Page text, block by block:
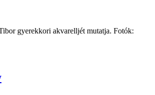
gyerekkori akvarelljét mutatja. Fotók: